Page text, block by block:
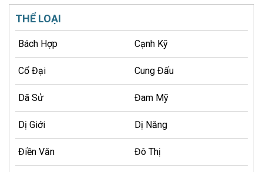
THỂ LOẠI
Bách Hợp Cạnh Kỹ
Cổ Đại Cung Đấu
Dã Sử Đam Mỹ
Dị Giới Dị Năng
Điền Văn Đô Thị